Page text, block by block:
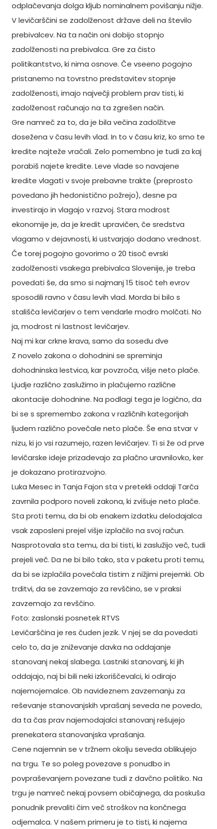
odplačevanja dolga kljub nominalnem povišanju nižje.
V levičarščini se zadolženost države deli na število
prebivalcev. Na ta način oni dobijo stopnjo
zadolženosti na prebivalca. Gre za čisto
politikantstvo, ki nima osnove. Če vseeno pogojno
pristanemo na tovrstno predstavitev stopnje
zadolženosti, imajo največji problem prav tisti, ki
zadolženost računajo na ta zgrešen način.
Gre namreč za to, da je bila večina zadolžitve
dosežena v času levih vlad. In to v času kriz, ko smo te
kredite najteže vračali. Zelo pomembno je tudi za kaj
porabiš najete kredite. Leve vlade so navajene
kredite vlagati v svoje prebavne trakte (preprosto
povedano jih hedonistično požrejo), desne pa
investirajo in vlagajo v razvoj. Stara modrost
ekonomije je, da je kredit upravičen, če sredstva
vlagamo v dejavnosti, ki ustvarjajo dodano vrednost.
Če torej pogojno govorimo o 20 tisoč evrski
zadolženosti vsakega prebivalca Slovenije, je treba
povedati še, da smo si najmanj 15 tisoč teh evrov
sposodili ravno v času levih vlad. Morda bi bilo s
stališča levičarjev o tem vendarle modro molčati. No
ja, modrost ni lastnost levičarjev.
Naj mi kar crkne krava, samo da sosedu dve
Z novelo zakona o dohodnini se spreminja
dohodninska lestvica, kar povzroča, višje neto plače.
Ljudje različno zaslužimo in plačujemo različne
akontacije dohodnine. Na podlagi tega je logično, da
bi se s spremembo zakona v različnih kategorijah
ljudem različno povečale neto plače. Še ena stvar v
nizu, ki jo vsi razumejo, razen levičarjev. Ti si že od prve
levičarske ideje prizadevajo za plačno uravnilovko, ker
je dokazano protirazvojno.
Luka Mesec in Tanja Fajon sta v pretekli oddaji Tarča
zavrnila podporo noveli zakona, ki zvišuje neto plače.
Sta proti temu, da bi ob enakem izdatku delodajalca
vsak zaposleni prejel višje izplačilo na svoj račun.
Nasprotovala sta temu, da bi tisti, ki zaslužijo več, tudi
prejeli več. Da ne bi bilo tako, sta v paketu proti temu,
da bi se izplačila povečala tistim z nižjimi prejemki. Ob
trditvi, da se zavzemajo za revščino, se v praksi
zavzemajo za revščino.
Foto: zaslonski posnetek RTVS
Levičarščina je res čuden jezik. V njej se da povedati
celo to, da je zniževanje davka na oddajanje
stanovanj nekaj slabega. Lastniki stanovanj, ki jih
oddajajo, naj bi bili neki izkoriščevalci, ki odirajo
najemojemalce. Ob navideznem zavzemanju za
reševanje stanovanjskih vprašanj seveda ne povedo,
da ta čas prav najemodajalci stanovanj rešujejo
prenekatera stanovanjska vprašanja.
Cene najemnin se v tržnem okolju seveda oblikujejo
na trgu. Te so poleg povezave s ponudbo in
povpraševanjem povezane tudi z davčno politiko. Na
trgu je namreč nekaj povsem običajnega, da poskuša
ponudnik prevaliti čim več stroškov na končnega
odjemalca. V našem primeru je to tisti, ki najema